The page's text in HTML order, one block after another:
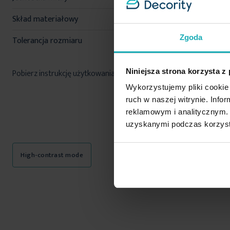
Zgoda
Niniejsza strona korzysta z
Wykorzystujemy pliki
ruch w naszej witrynie.
reklamowym i
uzyskanymi podczas
Skład materiałowy
Tolerancja rozmiaru
Pobierz instrukcję użytkowania i bezpieczeństwa produktu
High-contrast mode